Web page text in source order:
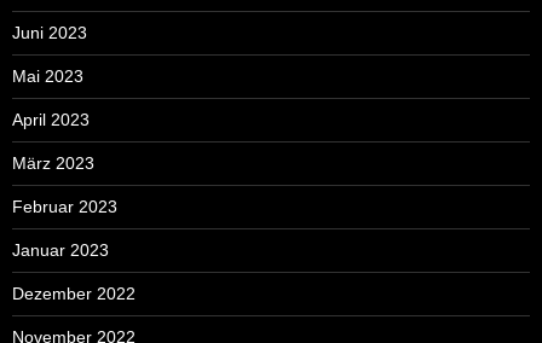
Juni 2023
Mai 2023
April 2023
März 2023
Februar 2023
Januar 2023
Dezember 2022
November 2022